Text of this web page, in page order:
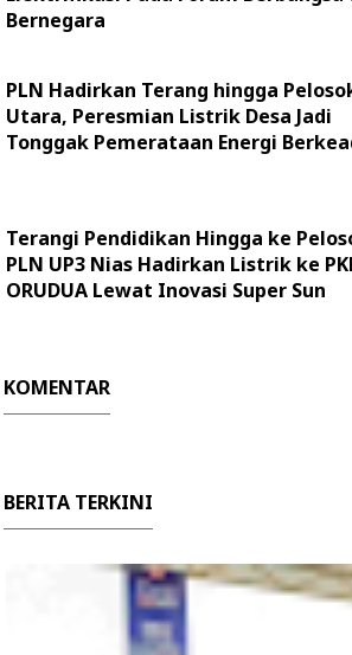
Bernegara
PLN Hadirkan Terang hingga
Utara, Peresmian Listrik Desa Jadi
Tonggak Pemerataan Energi
Terangi Pendidikan Hingga ke
PLN UP3 Nias Hadirkan Listrik ke
ORUDUA Lewat Inovasi Super Sun
KOMENTAR
BERITA TERKINI